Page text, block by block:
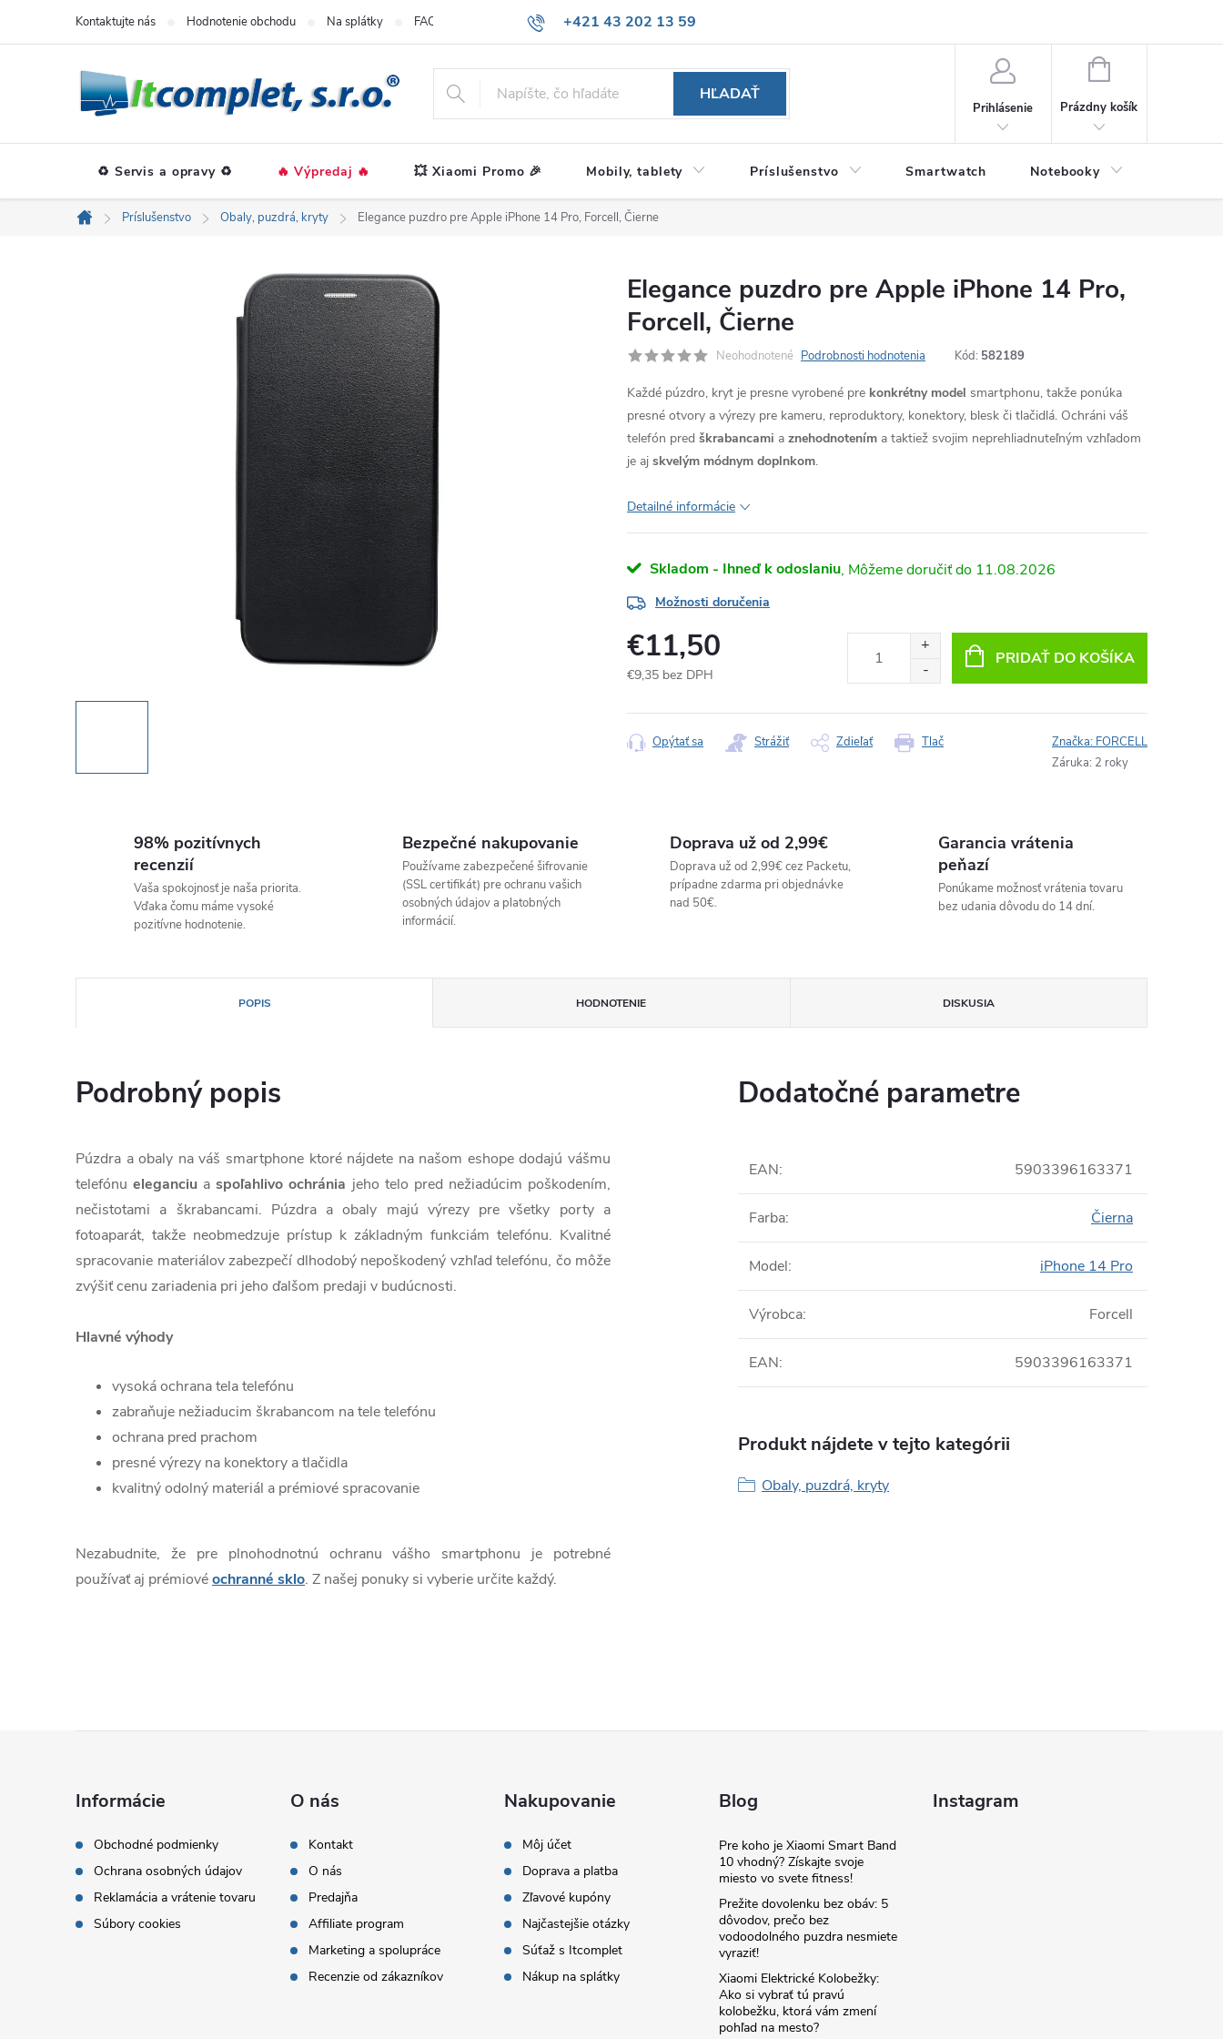
+421 43 202 13 59
Kontaktujte nás Hodnotenie obchodu Na splátky FAQ
HĽADAŤ
Prihlásenie
NÁKUPNÝ
Prázdny košík
♻️ Servis a opravy ♻️ 🔥 Výpredaj 🔥 💥 Xiaomi Promo 🎉 Mobily, tablety Príslušenstvo Smartwatch Notebooky
Domov
Príslušenstvo Obaly, puzdrá, kryty Elegance puzdro pre Apple iPhone 14 Pro, Forcell, Čierne
Elegance puzdro pre Apple iPhone 14 Pro,
Forcell, Čierne
Neohodnotené Podrobnosti hodnotenia Kód: 582189
Každé púzdro, kryt je presne vyrobené pre konkrétny model smartphonu, takže ponúka
presné otvory a výrezy pre kameru, reproduktory, konektory, blesk či tlačidlá. Ochráni váš
telefón pred škrabancami a znehodnotením a taktiež svojim neprehliadnuteľným vzhľadom
je aj skvelým módnym doplnkom.
Detailné informácie
Skladom - Ihneď k odoslaniu 11.08.2026
Možnosti doručenia
€11,50
€9,35 bez DPH
cena:
PRIDAŤ DO KOŠÍKA
Tlač
Opýtať sa Strážiť Zdieľať Značka: FORCELL
Záruka: 2 roky
98% pozitívnych
recenzií
Vaša spokojnosť je naša priorita.
Vďaka čomu máme vysoké
pozitívne hodnotenie.
Bezpečné nakupovanie
Používame zabezpečené šifrovanie
(SSL certifikát) pre ochranu vašich
osobných údajov a platobných
informácií.
Doprava už od 2,99€
Doprava už od 2,99€ cez Packetu,
prípadne zdarma pri objednávke
nad 50€.
Garancia vrátenia
peňazí
Ponúkame možnosť vrátenia tovaru
bez udania dôvodu do 14 dní.
POPIS HODNOTENIE DISKUSIA
Podrobný popis
Púzdra a obaly na váš smartphone ktoré nájdete na našom eshope dodajú vášmu
telefónueleganciu aspoľahlivo ochránia jeho telo pred nežiadúcim poškodením,
nečistotami a škrabancami. Púzdra a obaly majú výrezy pre všetky porty a
fotoaparát, takže neobmedzuje prístup k základným funkciám telefónu. Kvalitné
spracovanie materiálov zabezpečí dlhodobý nepoškodený vzhľad telefónu, čo môže
zvýšiť cenu zariadenia pri jeho ďalšom predaji v budúcnosti.
Hlavné výhody
vysoká ochrana tela telefónu
zabraňuje nežiaducim škrabancom na tele telefónu
ochrana pred prachom
presné výrezy na konektory a tlačidla
kvalitný odolný materiál a prémiové spracovanie
Nezabudnite, že pre plnohodnotnú ochranu vášho smartphonu je potrebné
používať aj prémiovéochranné sklo. Z našej ponuky si vyberie určite každý.
Dodatočné parametre
EAN: 5903396163371
Farba: Čierna
Model: iPhone 14 Pro
Výrobca: Forcell
EAN: 5903396163371
Produkt nájdete v tejto kategórii
Obaly, puzdrá, kryty
Informácie
Obchodné podmienky
Ochrana osobných údajov
Reklamácia a vrátenie tovaru
Súbory cookies
O nás
Kontakt
O nás
Predajňa
Affiliate program
Marketing a spolupráce
Recenzie od zákazníkov
Nakupovanie
Môj účet
Doprava a platba
Zľavové kupóny
Najčastejšie otázky
Súťaž s Itcomplet
Nákup na splátky
Blog
Pre koho je Xiaomi Smart Band
10 vhodný? Získajte svoje
miesto vo svete fitness!
Prežite dovolenku bez obáv: 5
dôvodov, prečo bez
vodoodolného puzdra nesmiete
vyraziť!
Xiaomi Elektrické Kolobežky:
Ako si vybrať tú pravú
kolobežku, ktorá vám zmení
pohľad na mesto?
Instagram